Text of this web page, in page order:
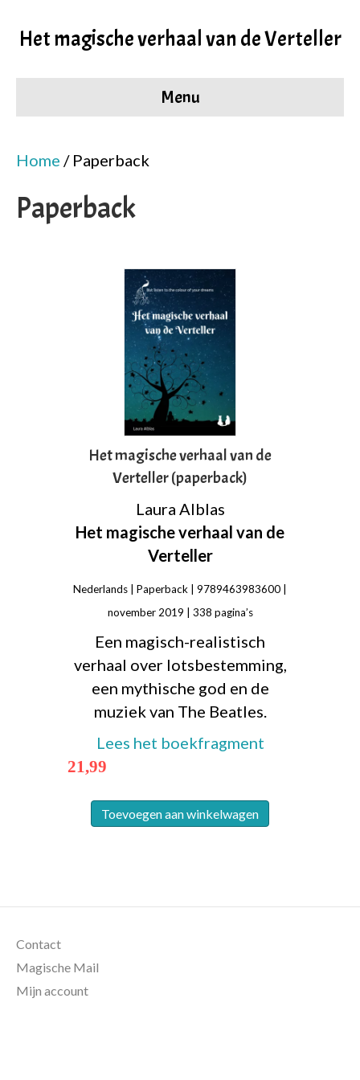
Het magische verhaal van de Verteller
Menu
Home / Paperback
Paperback
Het magische verhaal van de
Verteller (paperback)
Laura Alblas
Het magische verhaal van de
Verteller
Nederlands | Paperback | 9789463983600 |
november 2019 | 338 pagina’s
Een magisch-realistisch
verhaal over lotsbestemming,
een mythische god en de
muziek van The Beatles.
Lees het boekfragment
21,99
Toevoegen aan winkelwagen
Contact
Magische Mail
Mijn account